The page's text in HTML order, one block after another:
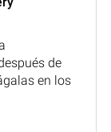
de
en los